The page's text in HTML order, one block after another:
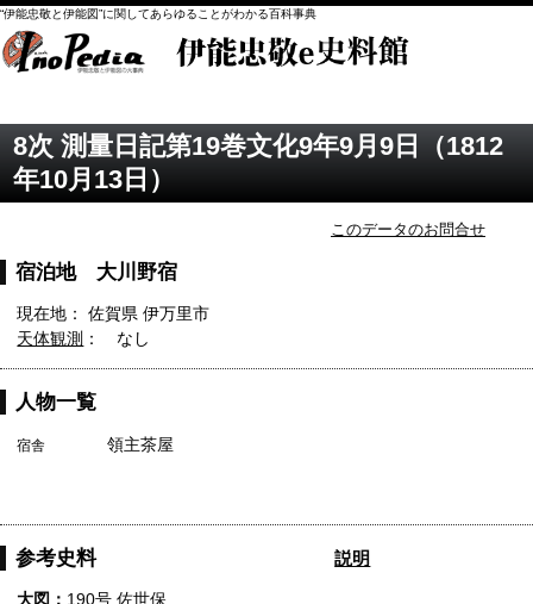
“伊能忠敬と伊能図”に関してあらゆることがわかる百科事典
8次 測量日記第19巻文化9年9月9日（1812
年10月13日）
このデータのお問合せ
宿泊地 大川野宿
現在地： 佐賀県 伊万里市
天体観測 ： なし
人物一覧
宿舎 領主茶屋
参考史料 説明
大図： 190号 佐世保